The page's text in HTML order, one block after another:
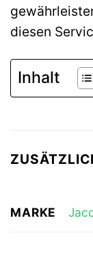
diesen
Inhalt
MARKE